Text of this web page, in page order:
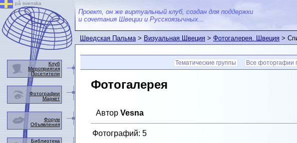
Проект, он же виртуальный клуб, создан для поддержки
и сочетания Швеции и Русскоязычных...
Шведская Пальма>Визуальная Швеция>Фотогалерея. Швеция>
Тематические группы Все фоторгафии
Фотогалерея
Автор Vesna
Фотографий: 5
på svenska
Клуб
Мероприятия
Посетители
Фотографии
Маркет
Форум
Объявления
Библиотека